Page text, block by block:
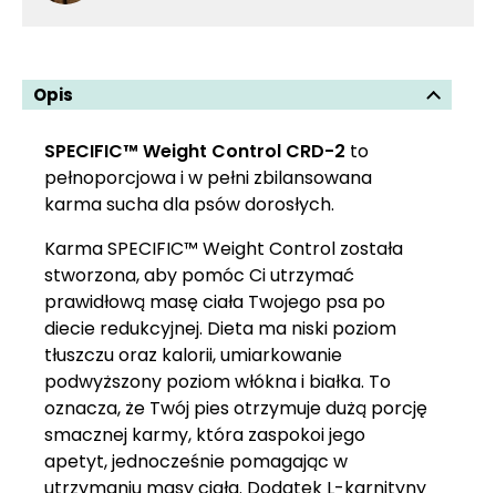
Opis
SPECIFIC™ Weight Control CRD-2 to
pełnoporcjowa i w pełni zbilansowana
karma sucha dla psów dorosłych.
Karma SPECIFIC™ Weight Control została
stworzona, aby pomóc Ci utrzymać
prawidłową masę ciała Twojego psa po
diecie redukcyjnej. Dieta ma niski poziom
tłuszczu oraz kalorii, umiarkowanie
podwyższony poziom włókna i białka. To
oznacza, że Twój pies otrzymuje dużą porcję
smacznej karmy, która zaspokoi jego
apetyt, jednocześnie pomagając w